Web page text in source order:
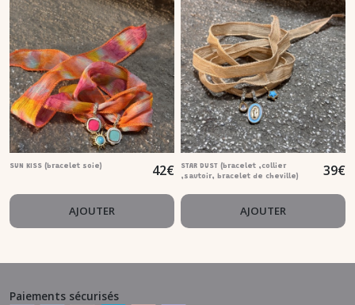
SUN KISS (bracelet soie) 42€
AJOUTER
STAR DUST (bracelet ,collier
,sautoir, bracelet de cheville)
39€
AJOUTER
Paiements sécurisés